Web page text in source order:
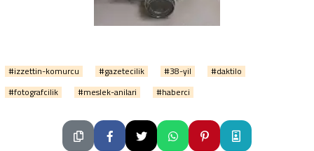
#izzettin-komurcu #gazetecilik #38-yil
#daktilo
#fotografcilik
#meslek-anilari #haberci